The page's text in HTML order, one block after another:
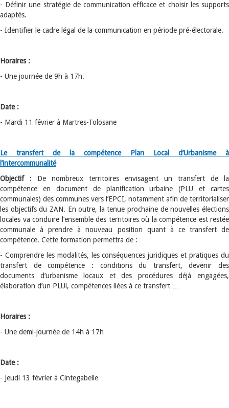
- Définir une stratégie de communication efficace et choisir les supports
adaptés.
- Identifier le cadre légal de la communication en période pré-électorale.
Horaires :
- Une journée de 9h à 17h.
Date :
- Mardi 11 février à Martres-Tolosane
Le transfert de la compétence Plan Local d’Urbanisme à
l’intercommunalité
Objectif : De nombreux territoires envisagent un transfert de la
compétence en document de planification urbaine (PLU et cartes
communales) des communes vers l’EPCI, notamment afin de territorialiser
les objectifs du ZAN. En outre, la tenue prochaine de nouvelles élections
locales va conduire l’ensemble des territoires où la compétence est restée
communale à prendre à nouveau position quant à ce transfert de
compétence. Cette formation permettra de :
- Comprendre les modalités, les conséquences juridiques et pratiques du
transfert de compétence : conditions du transfert, devenir des
documents d’urbanisme locaux et des procédures déjà engagées,
élaboration d’un PLUi, compétences liées à ce transfert …
Horaires :
- Une demi-journée de 14h à 17h
Date :
- Jeudi 13 février à Cintegabelle